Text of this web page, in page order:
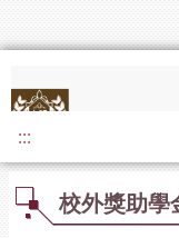
:::
校外獎助